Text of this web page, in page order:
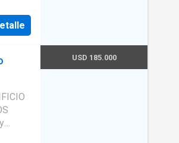
en
en
diario
·
USD 185.000